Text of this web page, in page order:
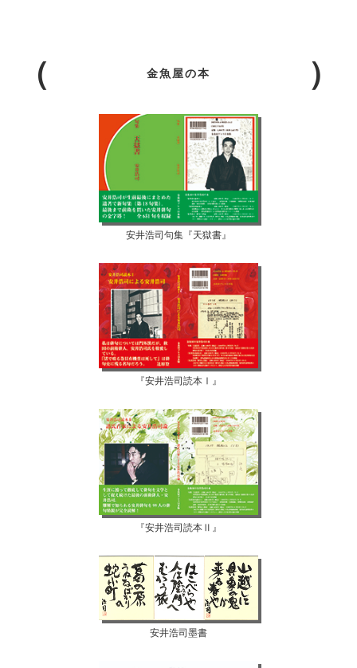
金魚屋の本
安井浩司句集『天獄書』
『安井浩司読本Ⅰ』
『安井浩司読本Ⅱ』
安井浩司墨書